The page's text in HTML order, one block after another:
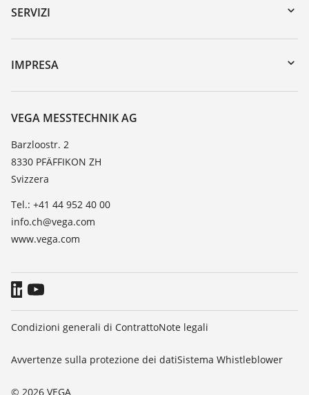
Ricerca numero di serie
DTM Collection/PACTware
SERVIZI
Reso apparecchio
Seminari
Lista resistenza
TeamViewer
IMPRESA
VEGA, l'azienda
Contatto
Novità
Stampa
Blog
VEGA MESSTECHNIK AG
Barzloostr. 2
8330 PFÄFFIKON ZH
Svizzera
Tel.: +41 44 952 40 00
info.ch@vega.com
www.vega.com
© 2026 VEGA
Condizioni generali di ContrattoNote legali
Avvertenze sulla protezione dei datiSistema Whistleblower